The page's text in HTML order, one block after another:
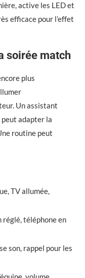
active les LED et
efficace pour l’effet
soirée match
plus
Un assistant
adapter la
routine peut
TV allumée,
réglé, téléphone en
son, rappel pour les